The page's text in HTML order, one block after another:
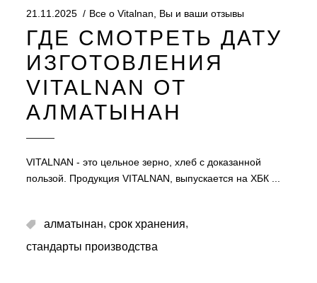
21.11.2025 Все о Vitalnan, Вы и ваши отзывы
ГДЕ СМОТРЕТЬ ДАТУ
ИЗГОТОВЛЕНИЯ
VITALNAN ОТ
АЛМАТЫНАН
VITALNAN - это цельное зерно, хлеб с доказанной
пользой. Продукция VITALNAN, выпускается на ХБК
алматынан, срок хранения,
стандарты производства